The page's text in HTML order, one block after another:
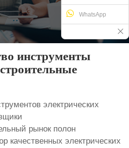
инструменты
электрических
рынок полон
качественных электрических
WhatsApp